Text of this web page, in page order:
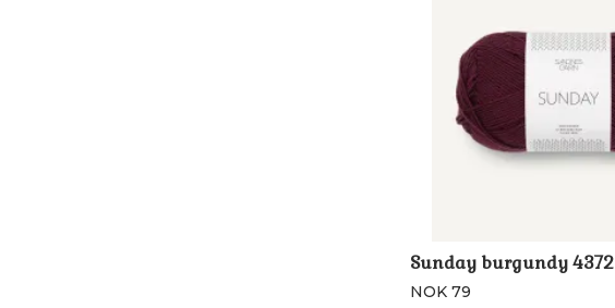
Sunday burgundy 4372
NOK 79